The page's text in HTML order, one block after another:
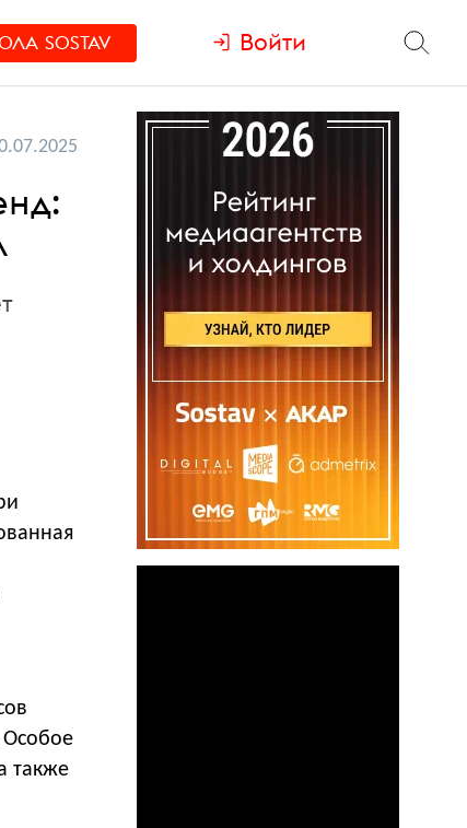
SOSTAV Войти
Особое
также